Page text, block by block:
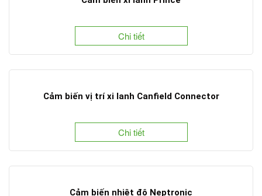
Chi tiết
Cảm biến vị trí xi lanh Canfield Connector
Chi tiết
Cảm biến nhiệt độ Neptronic